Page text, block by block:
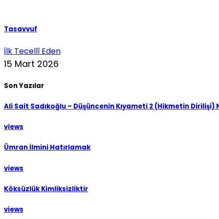
Tasavvuf
İlk Tecellî Eden
15 Mart 2026
Son Yazılar
Ali Sait Sadıkoğlu – Düşüncenin Kıyameti 2 (Hikmetin Dirilişi)
views
Ümran İlmini Hatırlamak
views
Köksüzlük Kimliksizliktir
views